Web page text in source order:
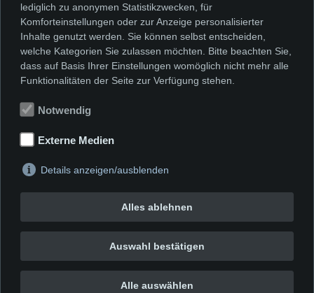
Es geht eigentlich immer um eine
innere Sicht, um die unterschiedliche
Art und Weise, wie Menschen ihre
Umwelt und sich selbst als Teil dieses
von Menschenhand gestalteten
Lebensraumes wahrgenommen haben
lediglich zu anonymen Statistikzwecken, für
Komforteinstellungen oder zur Anzeige personalisierter
Inhalte genutzt werden. Sie können selbst entscheiden,
welche Kategorien Sie zulassen möchten. Bitte beachten Sie,
dass auf Basis Ihrer Einstellungen womöglich nicht mehr alle
Funktionalitäten der Seite zur Verfügung stehen.
Notwendig
Externe Medien
Details anzeigen/ausblenden
Alles ablehnen
Auswahl bestätigen
Alle auswählen